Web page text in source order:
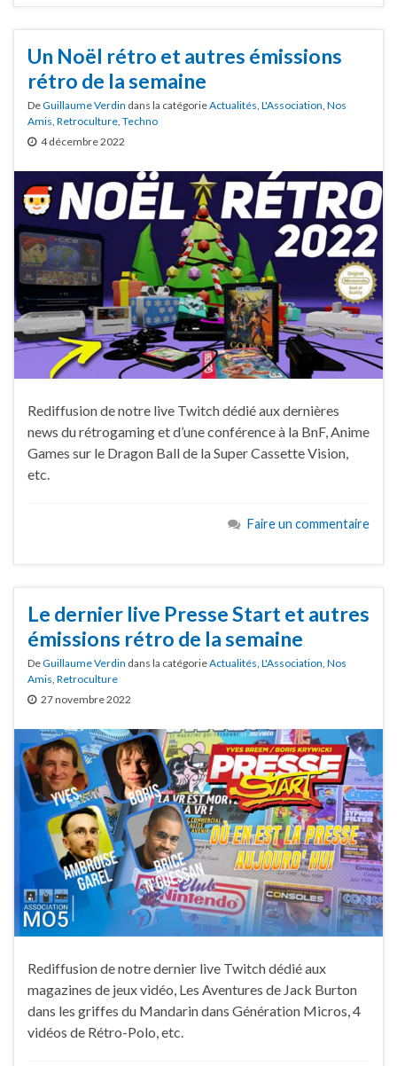
Un Noël rétro et autres émissions
rétro de la semaine
DeGuillaume Verdin dans la catégorieActualités L'Association Nos
Amis Retroculture Techno
4 décembre 2022
Rediffusion de notre live Twitch dédié aux dernières
news du rétrogaming et d’une conférence à la BnF, Anime
Games sur le Dragon Ball de la Super Cassette Vision,
etc.
Faire un commentaire
Le dernier live Presse Start et autres
émissions rétro de la semaine
DeGuillaume Verdin dans la catégorieActualités L'Association Nos
Amis Retroculture
27 novembre 2022
Rediffusion de notre dernier live Twitch dédié aux
magazines de jeux vidéo, Les Aventures de Jack Burton
dans les griffes du Mandarin dans Génération Micros, 4
vidéos de Rétro-Polo, etc.